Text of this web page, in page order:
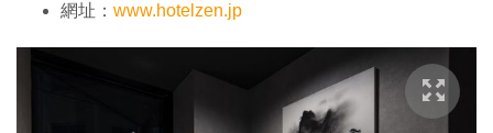
網址： www.hotelzen.jp